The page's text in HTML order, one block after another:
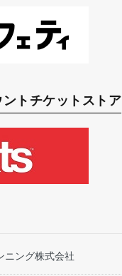
トチケットストア
ニング株式会社